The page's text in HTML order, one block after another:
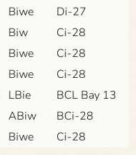
Biwe
Di-27
Biw
Ci-28
Biwe
Ci-28
Biwe
Ci-28
LBie
BCL Bay 13
ABiw
BCi-28
Biwe Ci-28